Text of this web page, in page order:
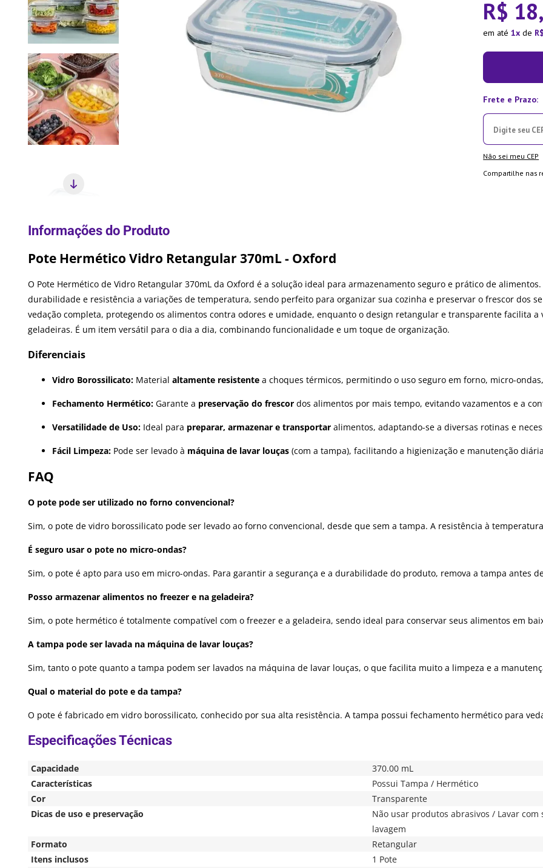
R$ 18
em até1 de
Não sei meu CEP
Compartilhe nas
Pote Hermético Vidro Retangular 370mL - Oxford
O Pote Hermético de Vidro Retangular 370mL da Oxford é a solução ideal para armazenamento seguro e prático de
durabilidade e resistência a variações de temperatura, sendo perfeito para organizar sua cozinha e preservar o frescor dos
vedação completa, protegendo os alimentos contra odores e umidade, enquanto o design retangular e transparente facilita
geladeiras. É um item versátil para o dia a dia, combinando funcionalidade e um toque de organização.
Diferenciais
Vidro Borossilicato: Material altamente resistente a choques térmicos, permitindo o uso seguro em forno, micro-
Fechamento Hermético: Garante a preservação do frescor dos alimentos por mais tempo, evitando vazamentos e a
Versatilidade de Uso: Ideal para preparar, armazenar e transportar alimentos, adaptando-se a diversas rotinas e
Fácil Limpeza: Pode ser levado à máquina de lavar louças (com a tampa), facilitando a higienização e manutenção
FAQ
O pote pode ser utilizado no forno convencional?
Sim, o pote de vidro borossilicato pode ser levado ao forno convencional, desde que sem a tampa. A resistência à
É seguro usar o pote no micro-ondas?
Sim, o pote é apto para uso em micro-ondas. Para garantir a segurança e a durabilidade do produto, remova a tampa antes
Posso armazenar alimentos no freezer e na geladeira?
Sim, o pote hermético é totalmente compatível com o freezer e a geladeira, sendo ideal para conservar seus alimentos em
A tampa pode ser lavada na máquina de lavar louças?
Sim, tanto o pote quanto a tampa podem ser lavados na máquina de lavar louças, o que facilita muito a limpeza e a
Qual o material do pote e da tampa?
O pote é fabricado em vidro borossilicato, conhecido por sua alta resistência. A tampa possui fechamento hermético para
Capacidade
370.00 mL
Características
Possui Tampa / Hermético
Cor
Transparente
Dicas de uso e preservação
Não usar produtos abrasivos / Lavar
lavagem
Formato
Retangular
Itens inclusos
1 Pote
Panela Pressão